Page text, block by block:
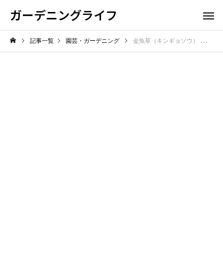
ガーデニングライフ
記事一覧 園芸・ガーデニング 金魚草（キンギョソウ） トゥイニーの育て方完全ガイド【プロが伝授！】